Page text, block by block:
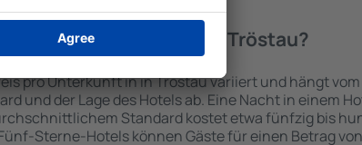
viel kostet ein Hotel in in Tröstau?
pro Unterkunft in in Tröstau variiert und hängt vom
und der Lage des Hotels ab. Eine Nacht in einem
Standard kostet etwa fünfzig bis
Sterne-Hotels können Gäste für einen Betrag von